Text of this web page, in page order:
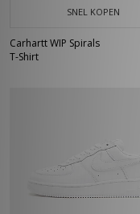
SNEL KOPEN
Carhartt WIP Spirals
T-Shirt